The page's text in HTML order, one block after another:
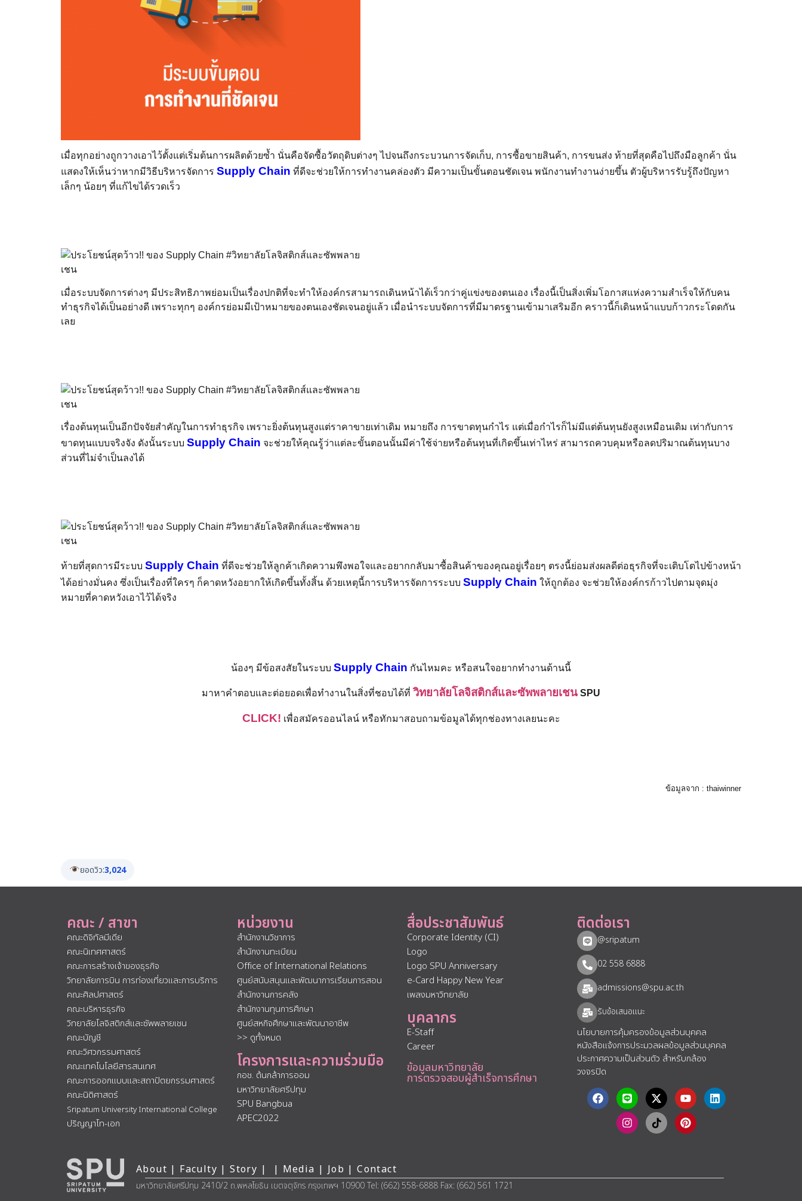
เมื่อทุกอย่างถูกวางเอาไว้ตั้งแต่เริ่มต้นการผลิตด้วยซ้ำ นั่นคือจัดซื้อวัตถุดิบต่างๆ ไปจนถึงกระบวนการจัดเก็บ, การซื้อขายสินค้า, การขนส่ง ท้ายที่สุดคือไปถึงมือลูกค้า นั่น
แสดงให้เห็นว่าหากมีวิธีบริหารจัดการ Supply Chain ที่ดีจะช่วยให้การทำงานคล่องตัว มีความเป็นขั้นตอนชัดเจน พนักงานทำงานง่ายขึ้น ตัวผู้บริหารรับรู้ถึงปัญหา
เล็กๆ น้อยๆ ที่แก้ไขได้รวดเร็ว
เมื่อระบบจัดการต่างๆ มีประสิทธิภาพย่อมเป็นเรื่องปกติที่จะทำให้องค์กรสามารถเดินหน้าได้เร็วกว่าคู่แข่งของตนเอง เรื่องนี้เป็นสิ่งเพิ่มโอกาสแห่งความสำเร็จให้กับคน
ทำธุรกิจได้เป็นอย่างดี เพราะทุกๆ องค์กรย่อมมีเป้าหมายของตนเองชัดเจนอยู่แล้ว เมื่อนำระบบจัดการที่มีมาตรฐานเข้ามาเสริมอีก คราวนี้ก็เดินหน้าแบบก้าวกระโดดกัน
เลย
เรื่องต้นทุนเป็นอีกปัจจัยสำคัญในการทำธุรกิจ เพราะยิ่งต้นทุนสูงแต่ราคาขายเท่าเดิม หมายถึง การขาดทุนกำไร แต่เมื่อกำไรก็ไม่มีแต่ต้นทุนยังสูงเหมือนเดิม เท่ากับการ
ขาดทุนแบบจริงจัง ดังนั้นระบบ Supply Chain จะช่วยให้คุณรู้ว่าแต่ละขั้นตอนนั้นมีค่าใช้จ่ายหรือต้นทุนที่เกิดขึ้นเท่าไหร่ สามารถควบคุมหรือลดปริมาณต้นทุนบาง
ส่วนที่ไม่จำเป็นลงได้
ท้ายที่สุดการมีระบบ Supply Chain ที่ดีจะช่วยให้ลูกค้าเกิดความพึงพอใจและอยากกลับมาซื้อสินค้าของคุณอยู่เรื่อยๆ ตรงนี้ย่อมส่งผลดีต่อธุรกิจที่จะเติบโตไปข้างหน้า
ได้อย่างมั่นคง ซึ่งเป็นเรื่องที่ใครๆ ก็คาดหวังอยากให้เกิดขึ้นทั้งสิ้น ด้วยเหตุนี้การบริหารจัดการระบบ Supply Chain ให้ถูกต้อง จะช่วยให้องค์กรก้าวไปตามจุดมุ่ง
หมายที่คาดหวังเอาไว้ได้จริง
น้องๆ มีข้อสงสัยในระบบ Supply Chain กันไหมคะ หรือสนใจอยากทำงานด้านนี้
มาหาคำตอบและต่อยอดเพื่อทำงานในสิ่งที่ชอบได้ที่ วิทยาลัยโลจิสติกส์และซัพพลายเชน SPU
CLICK! เพื่อสมัครออนไลน์ หรือทักมาสอบถามข้อมูลได้ทุกช่องทางเลยนะคะ
ข้อมูลจาก : thaiwinner
ยอดวิว:3,024
คณะ / สาขา
คณะดิจิทัลมีเดีย
คณะนิเทศศาสตร์
คณะการสร้างเจ้าของธุรกิจ
วิทยาลัยการบิน การท่องเที่ยวและการบริการ
คณะศิลปศาสตร์
คณะบริหารธุรกิจ
วิทยาลัยโลจิสติกส์และซัพพลายเชน
คณะบัญชี
คณะวิศวกรรมศาสตร์
คณะเทคโนโลยีสารสนเทศ
คณะการออกแบบและสถาปัตยกรรมศาสตร์
คณะนิติศาสตร์
Sripatum University International College
ปริญญาโท-เอก
หน่วยงาน
สำนักงานวิชาการ
สำนักงานทะเบียน
Office of International Relations
ศูนย์สนับสนุนและพัฒนาการเรียนการสอน
สำนักงานการคลัง
สำนักงานทุนการศึกษา
ศูนย์สหกิจศึกษาและพัฒนาอาชีพ
>> ดูทั้งหมด
โครงการและความร่วมมือ
กอช. ต้นกล้าการออม
มหาวิทยาลัยศรีปทุม
SPU Bangbua
APEC2022
สื่อประชาสัมพันธ์
Corporate Identity (CI)
Logo
Logo SPU Anniversary
e-Card Happy New Year
เพลงมหาวิทยาลัย
บุคลากร
E-Staff
Career
ข้อมูลมหาวิทยาลัย
การตรวจสอบผู้สำเร็จการศึกษา
ติดต่อเรา
@sripatum
02 558 6888
admissions@spu.ac.th
รับข้อเสนอแนะ​
นโยบายการคุ้มครองข้อมูลส่วนบุคคล
หนังสือแจ้งการประมวลผลข้อมูลส่วนบุคคล
ประกาศความเป็นส่วนตัว สำหรับกล้อง
วงจรปิด
About | Faculty |Story | | Media | Job |Contact
มหาวิทยาลัยศรีปทุม 2410/2 ถ.พหลโยธิน เขตจตุจักร กรุงเทพฯ 10900 Tel: (662) 558-6888 Fax: (662) 561 1721